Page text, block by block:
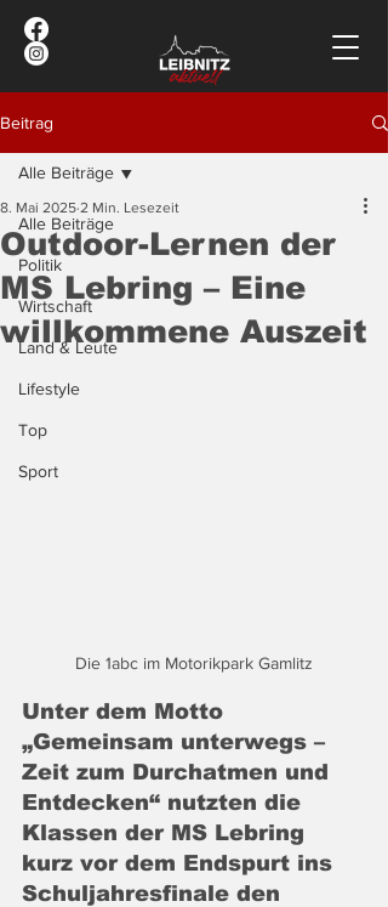
Beitrag
Alle Beiträge
Politik
Wirtschaft
Land & Leute
Lifestyle
Top
Sport
Alle Beiträge
Outdoor-Lernen der
MS Lebring – Eine
willkommene Auszeit
8. Mai 2025 2 Min. Lesezeit
Die 1abc im Motorikpark Gamlitz
Unter dem Motto
„Gemeinsam unterwegs –
Zeit zum Durchatmen und
Entdecken“ nutzten die
Klassen der MS Lebring
kurz vor dem Endspurt ins
Schuljahresfinale den